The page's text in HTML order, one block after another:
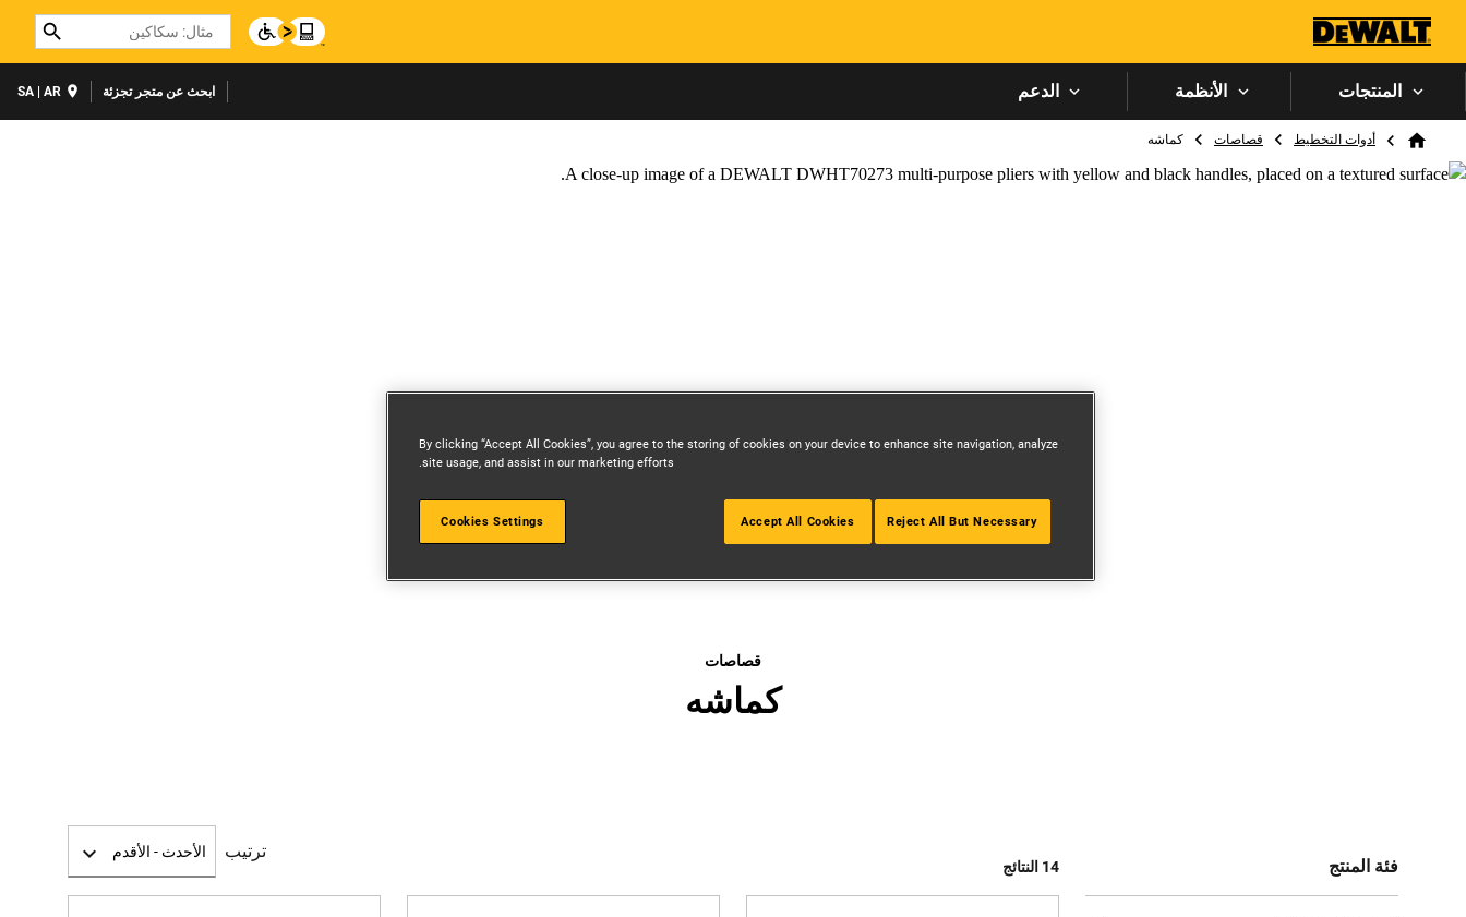
Search
المنتجات الأنظمة الدعم ابحث عن متجر تجزئة SA | AR
Breadcrumb
Homeأدوات التخطيط قصاصات كماشه
قصاصات
كماشه
فئة المنتج 14 النتائج
ترتيب
By clicking “Accept All Cookies”, you agree to the storing of cookies on your device to enhance site navigation, analyze
site usage, and assist in our marketing efforts.
Cookies Settings Reject All But Necessary
Accept All Cookies